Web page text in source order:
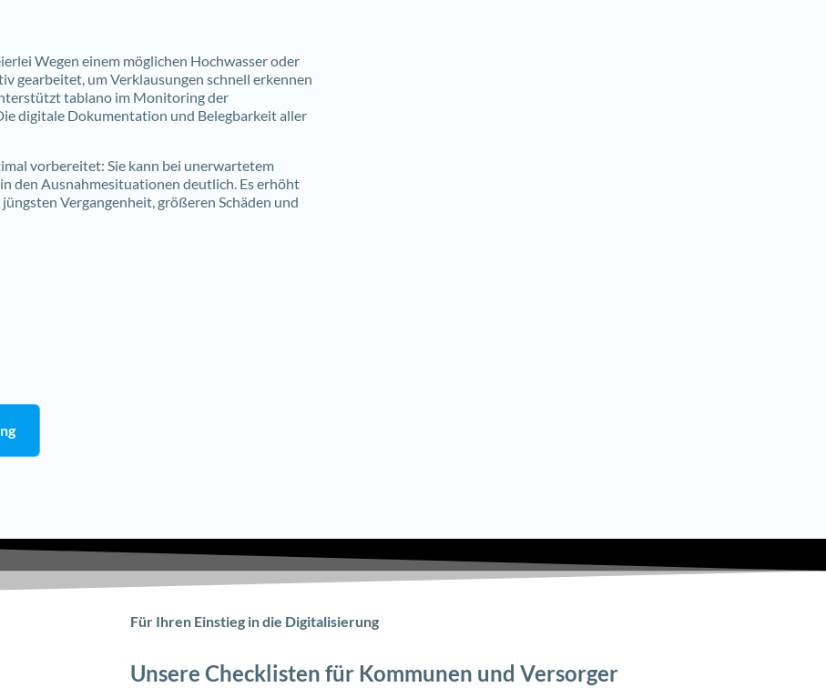
Wegen einem möglichen Hochwasser oder
gearbeitet, um Verklausungen schnell erkennen
tablano im Monitoring der
digitale Dokumentation und Belegbarkeit aller
vorbereitet: Sie kann bei unerwartetem
den Ausnahmesituationen deutlich. Es erhöht
Vergangenheit, größeren Schäden und
Für Ihren Einstieg in die Digitalisierung
Unsere Checklisten für Kommunen und Versorger